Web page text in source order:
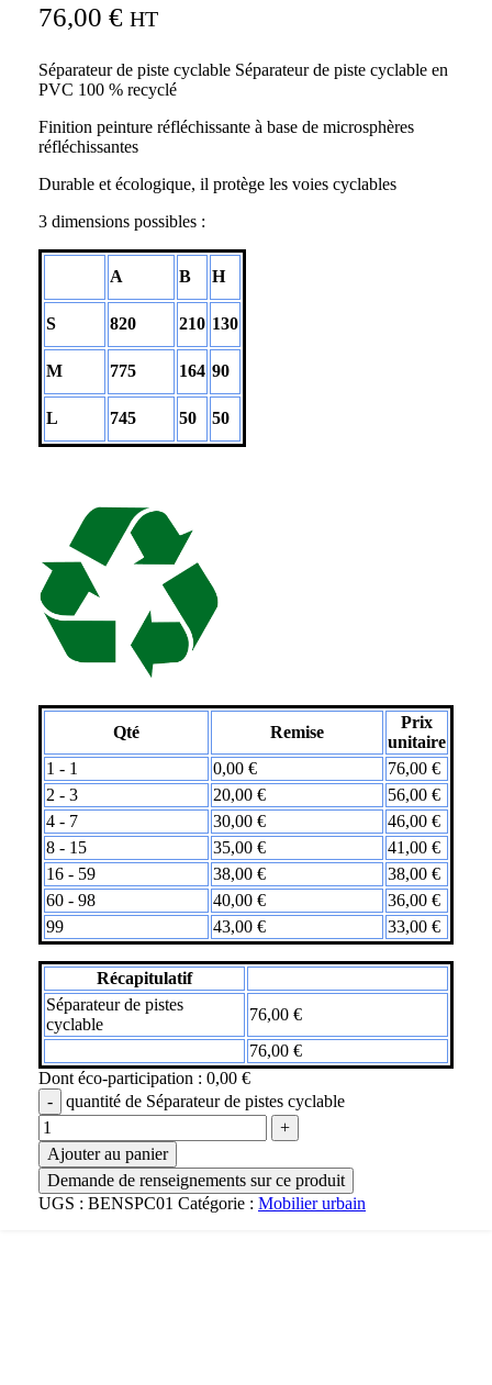
76,00 € HT
Séparateur de piste cyclable Séparateur de piste cyclable en
PVC 100 % recyclé
Finition peinture réfléchissante à base de microsphères
réfléchissantes
Durable et écologique, il protège les voies cyclables
3 dimensions possibles :
A B H
S 820 210 130
M 775 164 90
L 745 50 50
Qté Remise
Prix
unitaire
1 - 1
0,00 € 76,00 €
2 - 3
20,00 € 56,00 €
4 - 7
30,00 € 46,00 €
8 - 15
35,00 € 41,00 €
16 - 59
38,00 € 38,00 €
60 - 98
40,00 € 36,00 €
99
43,00 € 33,00 €
Récapitulatif
Séparateur de pistes
cyclable
76,00 €
76,00 €
Dont éco-participation : 0,00 €
quantité de Séparateur de pistes cyclable
Ajouter au panier
UGS : BENSPC01 Catégorie : Mobilier urbain